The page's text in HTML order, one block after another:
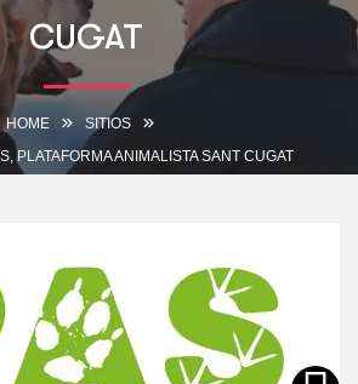
CUGAT
HOME
SITIOS
PLATAFORMA ANIMALISTA SANT CUGAT